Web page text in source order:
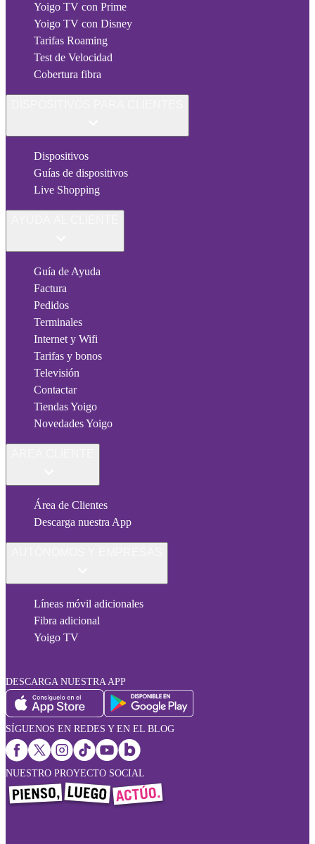
Yoigo TV con Prime
Yoigo TV con Disney
Tarifas Roaming
Test de Velocidad
Cobertura fibra
Dispositivos
Guías de dispositivos
Live Shopping
Guía de Ayuda
Factura
Pedidos
Terminales
Internet y Wifi
Tarifas y bonos
Televisión
Contactar
Tiendas Yoigo
Novedades Yoigo
Área de Clientes
Descarga nuestra App
Líneas móvil adicionales
Fibra adicional
Yoigo TV
DESCARGA NUESTRA APP
SÍGUENOS EN REDES Y EN EL BLOG
NUESTRO PROYECTO SOCIAL